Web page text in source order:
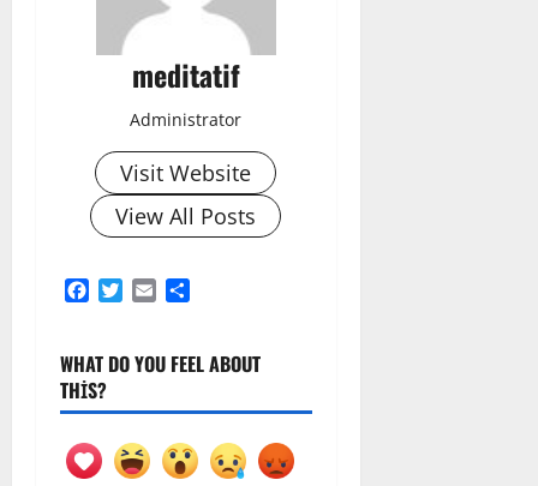
meditatif
Administrator
Visit Website
View All Posts
Facebook
Twitter
Email
WHAT DO YOU FEEL ABOUT
THIS?